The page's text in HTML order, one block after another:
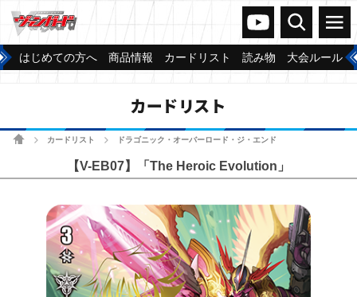
ヴァンガードch
検索 メニュー
はじめての方へ 商品情報 カードリスト 読み物 大会ルール
カードリスト
ホームカードリスト ドラゴニック・オーバーロード・ジ・エンド
【V-EB07】「The Heroic Evolution」